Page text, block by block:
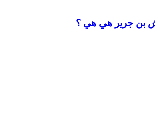
بن جرير هي هي ؟